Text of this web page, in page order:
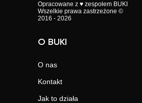
Opracowane z ♥ zespołem BUKI
Wszelkie prawa zastrzeżone ©
2016 - 2026
O BUKI
O nas
Kontakt
Jak to działa